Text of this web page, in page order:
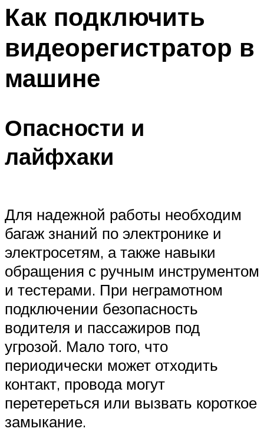
Как подключить
видеорегистратор в
машине
Опасности и
лайфхаки
Для надежной работы необходим
багаж знаний по электронике и
электросетям, а также навыки
обращения с ручным инструментом
и тестерами. При неграмотном
подключении безопасность
водителя и пассажиров под
угрозой. Мало того, что
периодически может отходить
контакт, провода могут
перетереться или вызвать короткое
замыкание.